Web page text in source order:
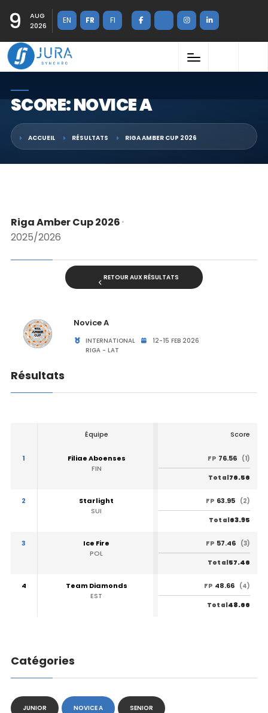
9
AUG
2026
EN FR FI
SCORE: NOVICE A
ACCUEIL RÉSULTATS RIGA AMBER CUP 2026
Riga Amber Cup 2026·
2025/2026
RETOUR AUX RÉSULTATS
Novice A
INTERNATIONAL
12-15 FEB 2026
RIGA - LAT
Résultats
Équipe Score
1
Filiae Aboenses
FIN
FP 76.56 (1)
Total76.56
2
Starlight
SUI
FP 63.95 (2)
Total63.95
3
Ice Fire
POL
FP 57.46 (3)
Total57.46
4
Team Diamonds
EST
FP 48.66 (4)
Total48.66
Catégories
JUNIOR NOVICE A SENIOR